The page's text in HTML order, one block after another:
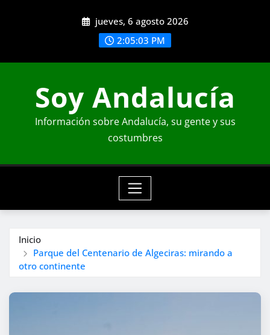
jueves, 6 agosto 2026
2:05:04 PM
Soy Andalucía
Información sobre Andalucía, su gente y sus
costumbres
Inicio
Parque del Centenario de Algeciras: mirando a
otro continente